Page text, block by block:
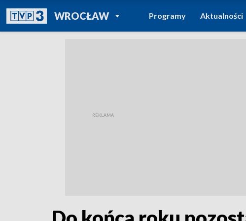
WROCŁAWPOWRÓT DO
TVP REGIONY
Programy Aktualności